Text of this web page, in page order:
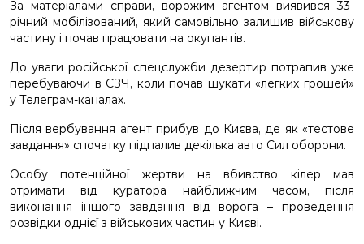
За матеріалами справи, ворожим агентом виявився 33-
річний мобілізований, який самовільно залишив військову
частину і почав працювати на окупантів.
До уваги російської спецслужби дезертир потрапив уже
перебуваючи в СЗЧ, коли почав шукати «легких грошей»
у Телеграм-каналах.
Після вербування агент прибув до Києва, де як «тестове
завдання» спочатку підпалив декілька авто Сил оборони.
Особу потенційної жертви на вбивство кілер мав
отримати від куратора найближчим часом, після
виконання іншого завдання від ворога – проведення
розвідки однієї з військових частин у Києві.